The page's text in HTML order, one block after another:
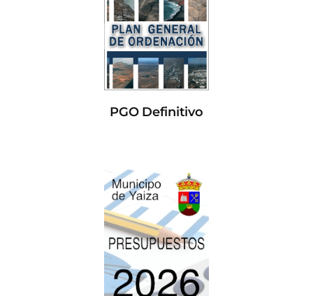
PGO Definitivo